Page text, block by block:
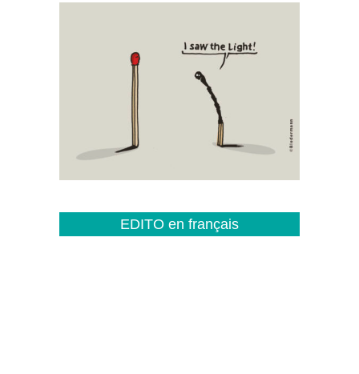
EDITO en français